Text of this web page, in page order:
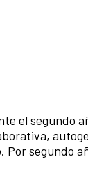
el segundo
segundo